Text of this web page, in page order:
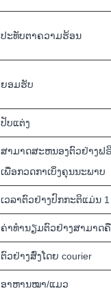
ປະທັບຕາຄວາມຮ້ອນ
ຍອມ​ຮັບ
ປັບແຕ່ງ
ສາມາດສະຫນອງຕົວຢ່າງຟ
ເພື່ອກວດກາເບິ່ງຄຸນນະພາບ
ເວລາຕົວຢ່າງປົກກະຕິແມ່ນ
ຄ່າທຳນຽມຕົວຢ່າງສາມາດຄື
ຕົວຢ່າງສົ່ງໂດຍ courier
ອາຫານໝາ/ແມວ